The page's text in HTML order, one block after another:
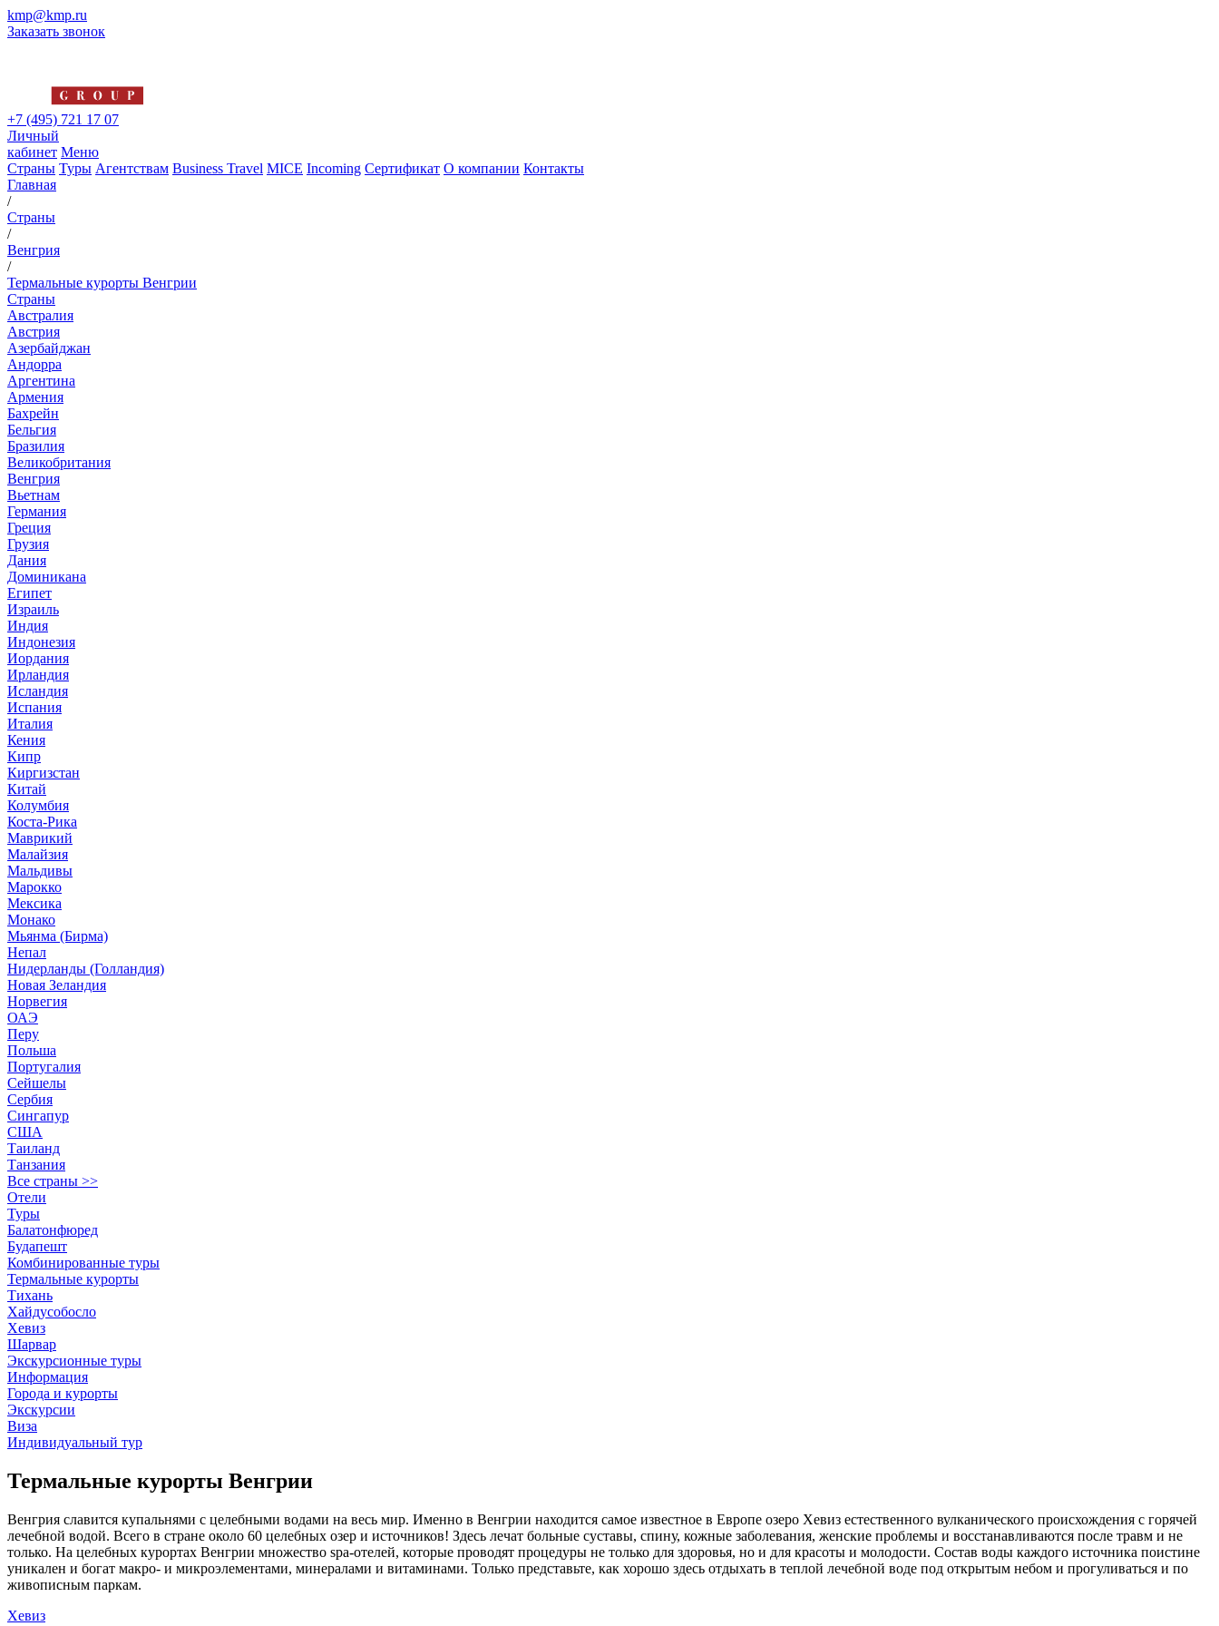
kmp@kmp.ru
Заказать звонок
+7 (495) 721 17 07
Личный
кабинет Меню
Страны Туры Агентствам Business Travel MICE Incoming Сертификат О компании Контакты
Главная
/
Страны
/
Венгрия
/
Термальные курорты Венгрии
Страны
Австралия
Австрия
Азербайджан
Андорра
Аргентина
Армения
Бахрейн
Бельгия
Бразилия
Великобритания
Венгрия
Вьетнам
Германия
Греция
Грузия
Дания
Доминикана
Египет
Израиль
Индия
Индонезия
Иордания
Ирландия
Исландия
Испания
Италия
Кения
Кипр
Киргизстан
Китай
Колумбия
Коста-Рика
Маврикий
Малайзия
Мальдивы
Марокко
Мексика
Монако
Мьянма (Бирма)
Непал
Нидерланды (Голландия)
Новая Зеландия
Норвегия
ОАЭ
Перу
Польша
Португалия
Сейшелы
Сербия
Сингапур
США
Таиланд
Танзания
Все страны >>
Отели
Туры
Балатонфюред
Будапешт
Комбинированные туры
Термальные курорты
Тихань
Хайдусобосло
Хевиз
Шарвар
Экскурсионные туры
Информация
Города и курорты
Экскурсии
Виза
Индивидуальный тур
Термальные курорты Венгрии
Венгрия славится купальнями с целебными водами на весь мир. Именно в Венгрии находится самое известное в Европе озеро Хевиз естественного вулканического происхождения с горячей
лечебной водой. Всего в стране около 60 целебных озер и источников! Здесь лечат больные суставы, спину, кожные заболевания, женские проблемы и восстанавливаются после травм и не
только. На целебных курортах Венгрии множество spa-отелей, которые проводят процедуры не только для здоровья, но и для красоты и молодости. Состав воды каждого источника поистине
уникален и богат макро- и микроэлементами, минералами и витаминами. Только представьте, как хорошо здесь отдыхать в теплой лечебной воде под открытым небом и прогуливаться и по
живописным паркам.
Хевиз